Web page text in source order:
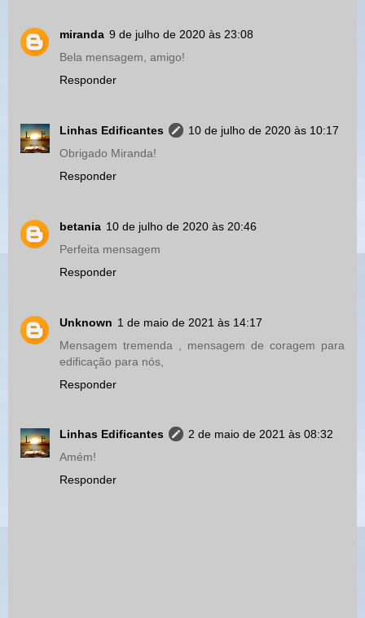
miranda 9 de julho de 2020 às 23:08
Bela mensagem, amigo!
Responder
Linhas Edificantes
10 de julho de 2020 às 10:17
Obrigado Miranda!
Responder
betania 10 de julho de 2020 às 20:46
Perfeita mensagem
Responder
Unknown 1 de maio de 2021 às 14:17
Mensagem tremenda , mensagem de coragem para
edificação para nós,
Responder
Linhas Edificantes
2 de maio de 2021 às 08:32
Amém!
Responder